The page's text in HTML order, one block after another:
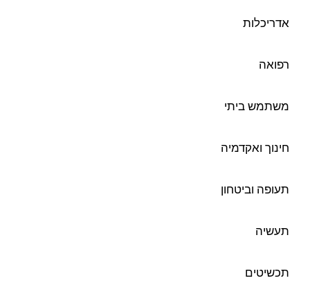
אדריכלות
רפואה
משתמש ביתי
חינוך ואקדמיה
תעופה וביטחון
תעשיה
תכשיטים